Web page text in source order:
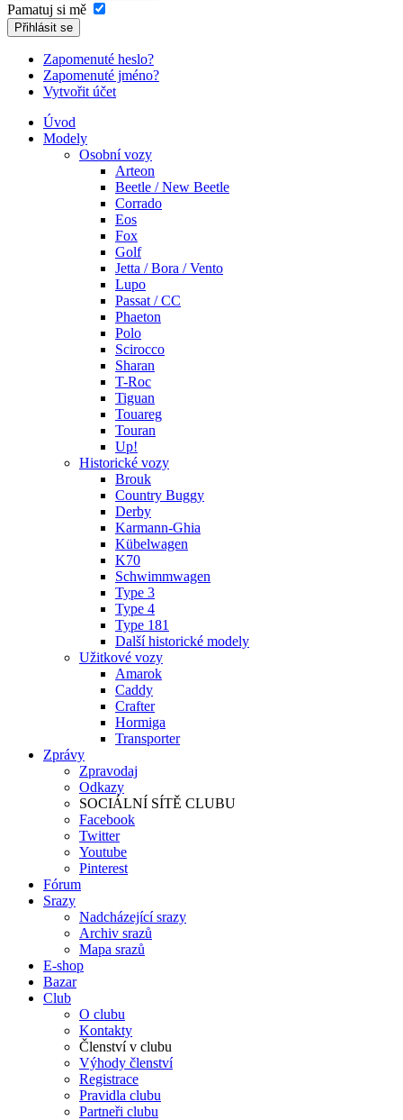
Pamatuj si mě
Přihlásit se
Zapomenuté heslo?
Zapomenuté jméno?
Vytvořit účet
Úvod
Modely
Osobní vozy
Arteon
Beetle / New Beetle
Corrado
Eos
Fox
Golf
Jetta / Bora / Vento
Lupo
Passat / CC
Phaeton
Polo
Scirocco
Sharan
T-Roc
Tiguan
Touareg
Touran
Up!
Historické vozy
Brouk
Country Buggy
Derby
Karmann-Ghia
Kübelwagen
K70
Schwimmwagen
Type 3
Type 4
Type 181
Další historické modely
Užitkové vozy
Amarok
Caddy
Crafter
Hormiga
Transporter
Zprávy
Zpravodaj
Odkazy
SOCIÁLNÍ SÍTĚ CLUBU
Facebook
Twitter
Youtube
Pinterest
Fórum
Srazy
Nadcházející srazy
Archiv srazů
Mapa srazů
E-shop
Bazar
Club
O clubu
Kontakty
Členství v clubu
Výhody členství
Registrace
Pravidla clubu
Partneři clubu